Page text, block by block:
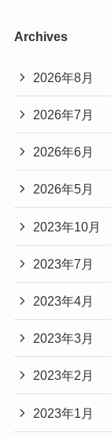
Archives
2026年8月
2026年7月
2026年6月
2026年5月
2023年10月
2023年7月
2023年4月
2023年3月
2023年2月
2023年1月